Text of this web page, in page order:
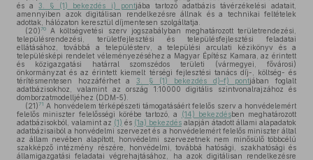
és a3. § (1) bekezdés i) pontjába tartozó adatbázis távérzékelési adatait,
amennyiben azok digitálisan rendelkezésre állnak és a technikai feltételek
adottak, hálózaton keresztül díjmentesen szolgáltatja.
(20)70
A költségvetési szerv jogszabályban meghatározott területrendezési,
településrendezési, területfejlesztési és településfejlesztési feladatai
ellátásához, továbbá a településterv, a települési arculati kézikönyv és a
településképi rendelet véleményezéséhez a Magyar Építész Kamara, az érintett
és közigazgatási határral szomszédos területi (vármegyei, fővárosi)
önkormányzat és az érintett kiemelt térségi fejlesztési tanács díj-, költség- és
térítésmentesen hozzáférhet a 3. § (1) bekezdés d)–f) pontjában foglalt
adatbázisokhoz, valamint az ország 1:10000 digitális szintvonalrajzához és
domborzatmodelljéhez (DDM-5).
(21)71 A honvédelem térképészeti támogatásáért felelős szerv a honvédelemért
felelős miniszter felelősségi körébe tartozó, a
(14) bekezdésben meghatározott
adatbázisokból, valamint az (1) és (1a) bekezdés alapján átadott állami alapadatok
adatbázisaiból a honvédelmi szervezet és a honvédelemért felelős miniszter által
az állam nevében alapított, honvédelmi szervezetnek nem minősülő többcélú
szakképző intézmény részére, honvédelmi, továbbá hatósági, szakhatósági és
államigazgatási feladatai végrehajtásához, ha azok digitálisan rendelkezésre